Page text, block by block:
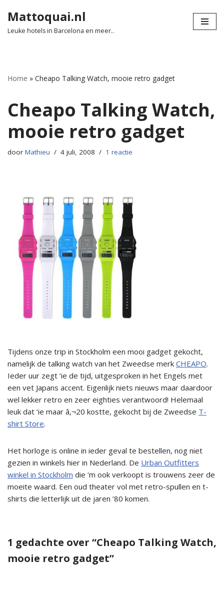
Ga
Mattoquai.nl
Leuke hotels in Barcelona en meer..
Home » Cheapo Talking Watch, mooie retro gadget
Cheapo Talking Watch,
mooie retro gadget
door Mathieu 4 juli, 2008 1 reactie
Tijdens onze trip in Stockholm een mooi gadget gekocht,
namelijk de talking watch van het Zweedse merk CHEAPO.
Ieder uur zegt ‘ie de tijd, uitgesproken in het Engels met
een vet Japans accent. Eigenlijk niets nieuws maar daardoor
wel lekker retro en zeer eighties verantwoord! Helemaal
leuk dat ‘ie maar â‚¬20 kostte, gekocht bij de Zweedse T-
shirt Store.
Het horloge is online in ieder geval te bestellen, nog niet
gezien in winkels hier in Nederland. De Urban Outfitters
winkel in Stockholm die ‘m ook verkoopt is trouwens zeer de
moeite waard. Een oud theater vol met retro-spullen en t-
shirts die letterlijk uit de jaren ’80 komen.
1 gedachte over “Cheapo Talking Watch,
mooie retro gadget”